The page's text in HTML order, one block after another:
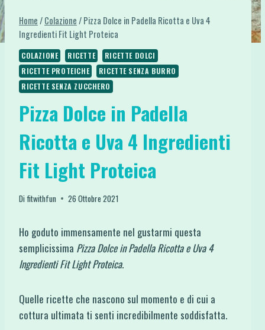
Home/Colazione/Pizza Dolce in Padella Ricotta e Uva 4
Ingredienti Fit Light Proteica
COLAZIONE RICETTE
RICETTE DOLCI
RICETTE PROTEICHE
RICETTE SENZA BURRO
RICETTE SENZA ZUCCHERO
Pizza Dolce in Padella
Ricotta e Uva 4 Ingredienti
Fit Light Proteica
Difitwithfun 26 Ottobre 2021
Ho goduto immensamente nel gustarmi questa
semplicissima Pizza Dolce in Padella Ricotta e Uva 4
Ingredienti Fit Light Proteica.
Quelle ricette che nascono sul momento e di cui a
cottura ultimata ti senti incredibilmente soddisfatta.